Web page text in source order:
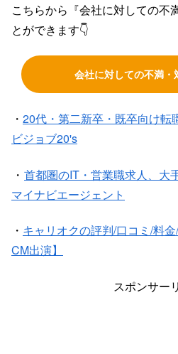
こちらから『会社に対しての不
とができます👇
会社に対しての不満・
・ 20代・第二新卒・既卒向け転
ビジョブ20's
・ 首都圏のIT・営業職求人、大
マイナビエージェント
・ キャリオクの評判/口コミ/料
CM出演】
スポンサー